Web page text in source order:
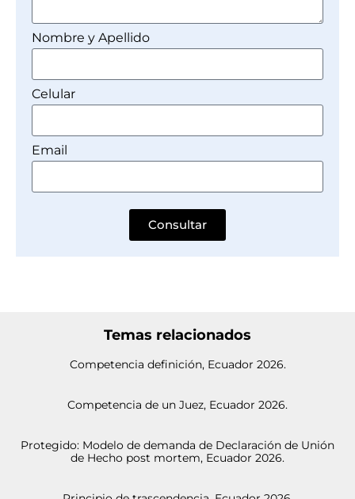
Nombre y Apellido
Celular
Email
Consultar
Temas relacionados
Competencia definición, Ecuador 2026.
Competencia de un Juez, Ecuador 2026.
Protegido: Modelo de demanda de Declaración de Unión
de Hecho post mortem, Ecuador 2026.